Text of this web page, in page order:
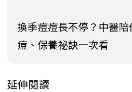
換季痘痘長不停？中醫
痘、保養祕訣一次看
延伸閱讀